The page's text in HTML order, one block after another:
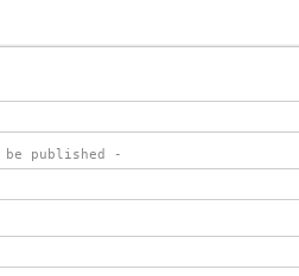
published -